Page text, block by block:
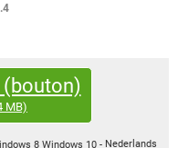
10
(bouton)
MB)
8 Windows 10- Nederlands